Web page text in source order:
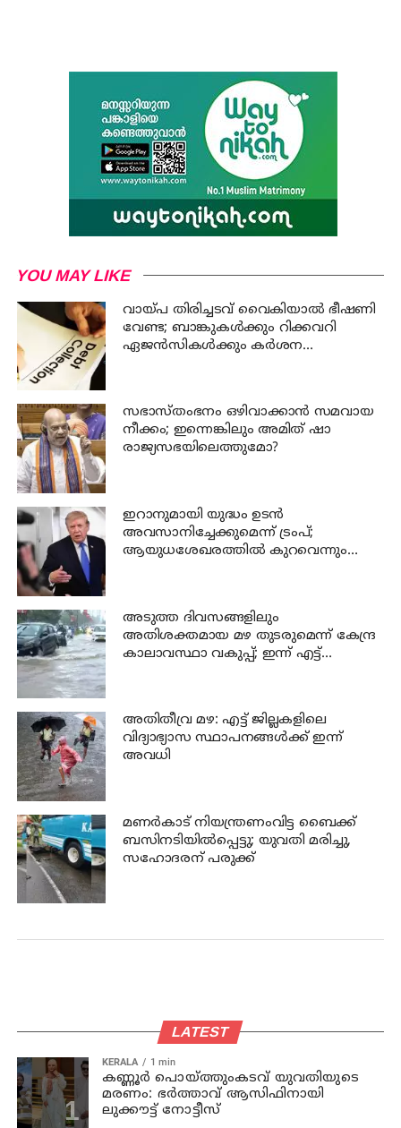
YOU MAY LIKE
വായ്പ തിരിച്ചടവ് വൈകിയാൽ ഭീഷണി
വേണ്ട; ബാങ്കുകൾക്കും റിക്കവറി
ഏജൻസികൾക്കും കർശന
സഭാസ്തംഭനം ഒഴിവാക്കാൻ സമവായ
നീക്കം; ഇന്നെങ്കിലും അമിത് ഷാ
രാജ്യസഭയിലെത്തുമോ?
ഇറാനുമായി യുദ്ധം ഉടൻ
അവസാനിച്ചേക്കുമെന്ന് ട്രംപ്;
ആയുധശേഖരത്തിൽ കുറവെന്നും
അടുത്ത ദിവസങ്ങളിലും
അതിശക്തമായ മഴ തുടരുമെന്ന് കേന്ദ്ര
കാലാവസ്ഥാ വകുപ്പ്; ഇന്ന് എട്ട്
അതിതീവ്ര മഴ: എട്ട് ജില്ലകളിലെ
വിദ്യാഭ്യാസ സ്ഥാപനങ്ങൾക്ക് ഇന്ന്
അവധി
മണര്‍കാട് നിയന്ത്രണംവിട്ട ബൈക്ക്
ബസിനടിയിൽപ്പെട്ടു; യുവതി മരിച്ചു,
സഹോദരന് പരുക്ക്
LATEST
KERALA 1 min
കണ്ണൂര്‍ പൊയ്ത്തുംകടവ് യുവതിയുടെ
മരണം: ഭർത്താവ് ആസിഫിനായി
ലുക്കൗട്ട് നോട്ടീസ്